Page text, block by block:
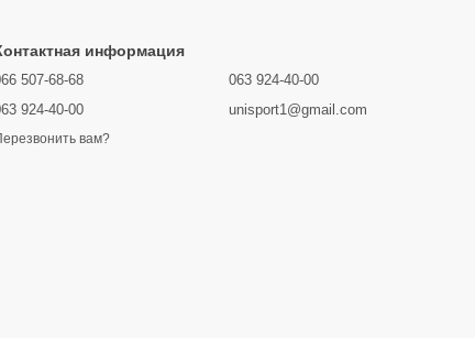
информация
507-68-68
924-40-00
вам?
063 924-40-00
unisport1@gmail.com